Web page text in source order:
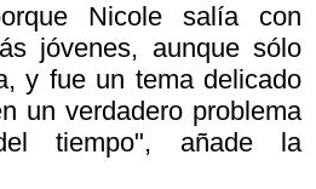
Nicole salía con
jóvenes, aunque sólo
y fue un tema delicado
un verdadero problema
tiempo", añade la